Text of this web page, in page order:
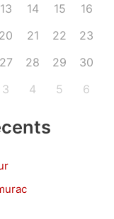
13 14 15
16
20 21 22
23
27 28 29
30
3 4 5 6